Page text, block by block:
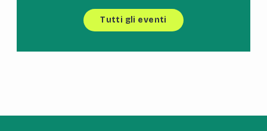
Tutti gli eventi